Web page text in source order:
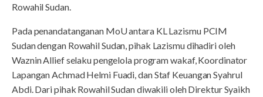
Rowahil Sudan.
Pada penandatanganan MoU antara KL Lazismu PCIM
Sudan dengan Rowahil Sudan, pihak Lazismu dihadiri oleh
Waznin Allief selaku pengelola program wakaf, Koordinator
Lapangan Achmad Helmi Fuadi, dan Staf Keuangan Syahrul
Abdi. Dari pihak Rowahil Sudan diwakili oleh Direktur Syaikh